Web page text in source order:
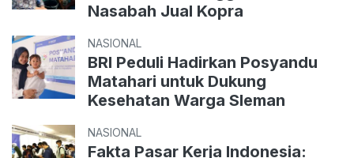
Nasabah Jual Kopra
NASIONAL
BRI Peduli Hadirkan Posyandu
Matahari untuk Dukung
Kesehatan Warga Sleman
NASIONAL
Fakta Pasar Kerja Indonesia: